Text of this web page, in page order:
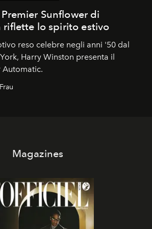
Sunflower di
riflette lo spirito estivo
reso celebre negli anni '50 dal
Harry Winston presenta il
Automatic.
Magazines